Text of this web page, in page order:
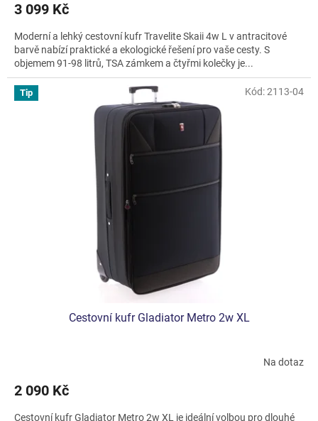
produktu
5,0
z
5
hvězdiček.
3 099 Kč
Moderní a lehký cestovní kufr Travelite Skaii 4w L v antracitové
barvě nabízí praktické a ekologické řešení pro vaše cesty. S
objemem 91-98 litrů, TSA zámkem a čtyřmi kolečky je...
Tip
Cestovní kufr Gladiator Metro 2w XL
produktu
5,0
Na dotaz
2 090 Kč
Cestovní kufr Gladiator Metro 2w XL je ideální volbou pro dlouhé
Kód:2113-04